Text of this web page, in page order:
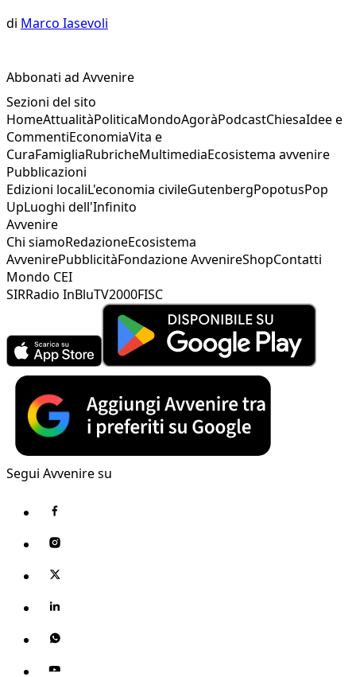
di Marco Iasevoli
Abbonati ad Avvenire
Sezioni del sito
HomeAttualitàPoliticaMondoAgoràPodcastChiesaIdee e
CommentiEconomiaVita e
CuraFamigliaRubricheMultimediaEcosistema avvenire
Pubblicazioni
Edizioni localiL'economia civileGutenbergPopotusPop
UpLuoghi dell'Infinito
Avvenire
Chi siamoRedazioneEcosistema
AvvenirePubblicitàFondazione AvvenireShopContatti
Mondo CEI
SIRRadio InBluTV2000FISC
Segui Avvenire su